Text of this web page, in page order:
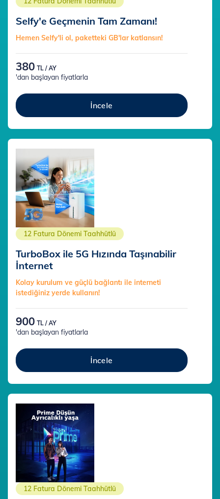
Selfy'e Geçmenin Tam Zamanı!
Hemen Selfy'li ol, paketteki GB'lar katlansın!
380 TL / AY
'dan başlayan fiyatlarla
İncele
12 Fatura Dönemi Taahhütlü
TurboBox ile 5G Hızında Taşınabilir
İnternet
Kolay kurulum ve güçlü bağlantı ile interneti
istediğiniz yerde kullanın!
900 TL / AY
'dan başlayan fiyatlarla
İncele
12 Fatura Dönemi Taahhütlü